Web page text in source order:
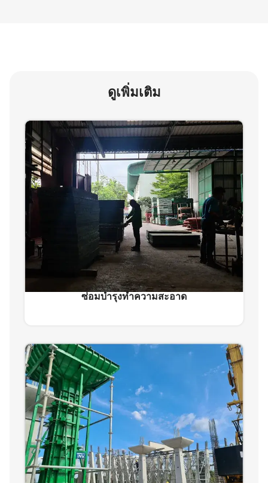
ดูเพิ่มเติม
ซ่อมบำรุงทำความสะอาด